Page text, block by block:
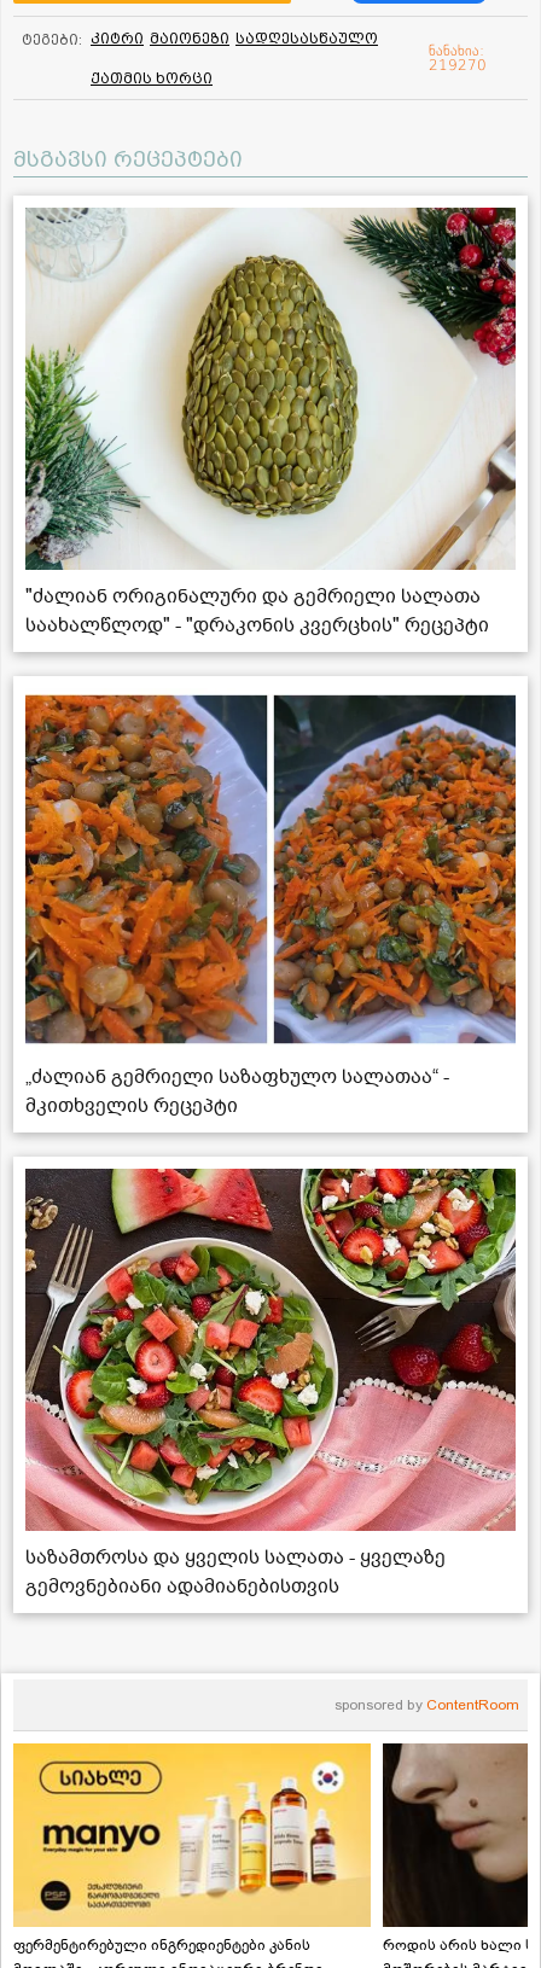
ტეგები: კიტრი მაიონეზი სადღესასწაულო
ქათმის ხორცი
ნანახია:
219270
მსგავსი რეცეპტები
"ძალიან ორიგინალური და გემრიელი სალათა
საახალწლოდ" - "დრაკონის კვერცხის" რეცეპტი
„ძალიან გემრიელი საზაფხულო სალათაა“ -
მკითხველის რეცეპტი
საზამთროსა და ყველის სალათა - ყველაზე
გემოვნებიანი ადამიანებისთვის
sponsored by ContentRoom
ფერმენტირებული ინგრედიენტები კანის
როდის არის ხალი